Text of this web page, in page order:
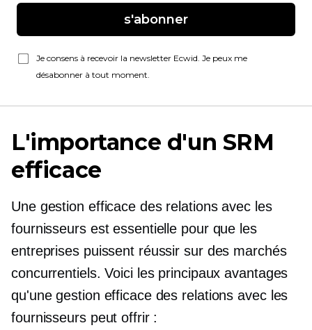
s'abonner
Je consens à recevoir la newsletter Ecwid. Je peux me
désabonner à tout moment.
L'importance d'un SRM
efficace
Une gestion efficace des relations avec les
fournisseurs est essentielle pour que les
entreprises puissent réussir sur des marchés
concurrentiels. Voici les principaux avantages
qu'une gestion efficace des relations avec les
fournisseurs peut offrir :